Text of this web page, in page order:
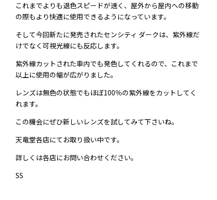
これまでよりも退色スピードが速く、屋外から屋内への移動
の際もより快適に使用できるようになっています。
そして今回新たに発売されたセンシティ ダークは、紫外線だ
けでなく可視光線にも反応します。
紫外線カットされた車内でも発色してくれるので、これまで
以上に使用の幅が広がりました。
レンズは無色の状態でもほぼ100％の紫外線をカットしてく
れます。
この機会にぜひ新しいレンズを試してみて下さいね。
天竜堂各店にてお取り扱い中です。
詳しくは各店にお問い合わせください。
SS